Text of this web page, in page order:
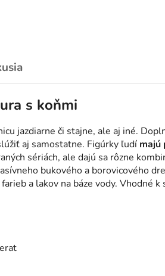
s koňmi
jazdiarne či stajne, ale aj iné.
aj samostatne. Figúrky ľudí majú
sériách, ale dajú sa rôzne
bukového a borovicového
a lakov na báze vody. Vhodné k